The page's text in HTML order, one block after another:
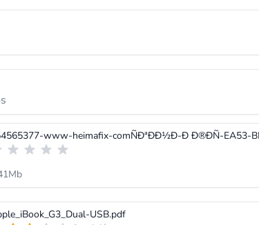
www-heimafix-comÑÐªÐÐ½Ð-Ð Ð®ÐÑ-
USB.pdf